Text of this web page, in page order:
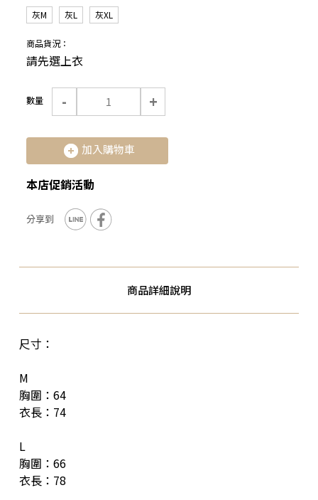
灰M
灰L 灰XL
商品貨況：
請先選上衣
數量 - +
加入購物車
本店促銷活動
商品詳細說明
尺寸：
M
胸圍：64
衣長：74
L
胸圍：66
衣長：78